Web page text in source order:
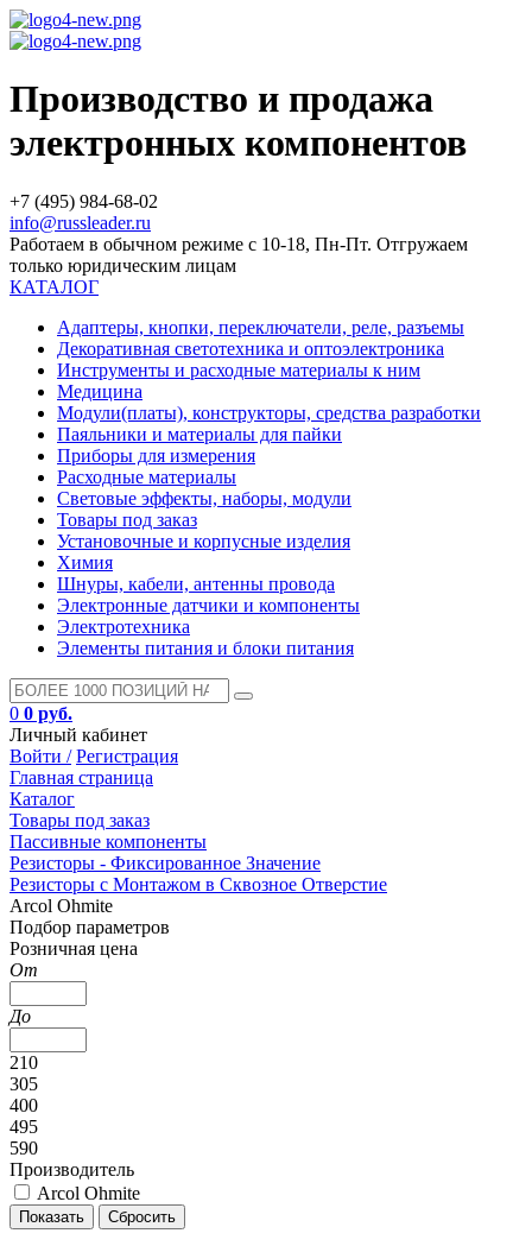
Производство и продажа
электронных компонентов
+7 (495) 984-68-02
info@russleader.ru
Работаем в обычном режиме с 10-18, Пн-Пт. Отгружаем
только юридическим лицам
КАТАЛОГ
Адаптеры, кнопки, переключатели, реле, разъемы
Декоративная светотехника и оптоэлектроника
Инструменты и расходные материалы к ним
Медицина
Модули(платы), конструкторы, средства разработки
Паяльники и материалы для пайки
Приборы для измерения
Расходные материалы
Световые эффекты, наборы, модули
Товары под заказ
Установочные и корпусные изделия
Химия
Шнуры, кабели, антенны провода
Электронные датчики и компоненты
Электротехника
Элементы питания и блоки питания
0 0 руб.
Личный кабинет
Войти / Регистрация
Главная страница
Каталог
Товары под заказ
Пассивные компоненты
Резисторы - Фиксированное Значение
Резисторы с Монтажом в Сквозное Отверстие
Arcol Ohmite
Подбор параметров
Розничная цена
От
До
210
305
400
495
590
Производитель
Arcol Ohmite